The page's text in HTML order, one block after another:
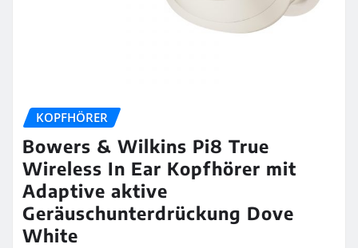
KOPFHÖRER
Bowers & Wilkins Pi8 True
Wireless In Ear Kopfhörer mit
Adaptive aktive
Geräuschunterdrückung Dove
White